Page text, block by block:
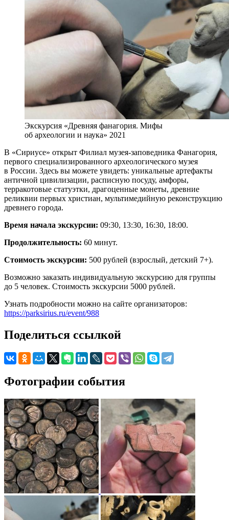
Экскурсия «Древняя фанагория. Мифы
об археологии и наука» 2021
В «Сириусе» открыт Филиал музея-заповедника Фанагория,
первого специализированного археологического музея
в России. Здесь вы можете увидеть: уникальные артефакты
античной цивилизации, расписную посуду, амфоры,
терракотовые статуэтки, драгоценные монеты, древние
реликвии первых христиан, мультимедийную реконструкцию
древнего города.
Время начала экскурсии: 09:30, 13:30, 16:30, 18:00.
Продолжительность: 60 минут.
Стоимость экскурсии: 500 рублей (взрослый, детский 7+).
Возможно заказать индивидуальную экскурсию для группы
до 5 человек. Стоимость экскурсии 5000 рублей.
Узнать подробности можно на сайте организаторов:
https://parksirius.ru/event/988
Поделиться ссылкой
Фотографии события